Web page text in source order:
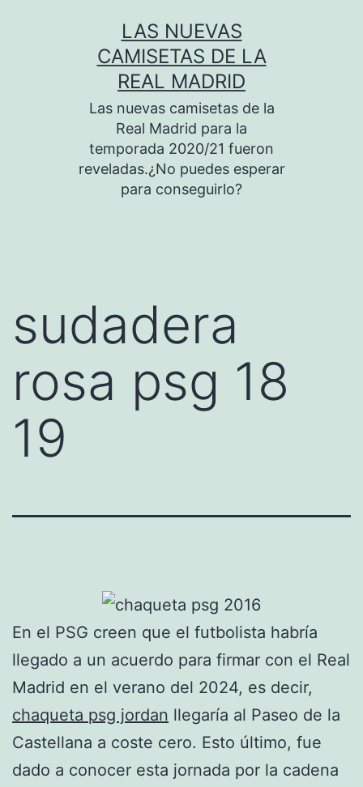
LAS NUEVAS
CAMISETAS DE LA
REAL MADRID
Las nuevas camisetas de la
Real Madrid para la
temporada 2020/21 fueron
reveladas.¿No puedes esperar
para conseguirlo?
sudadera
rosa psg 18
19
En el PSG creen que el futbolista habría
llegado a un acuerdo para firmar con el Real
Madrid en el verano del 2024, es decir,
chaqueta psg jordan llegaría al Paseo de la
Castellana a coste cero. Esto último, fue
dado a conocer esta jornada por la cadena